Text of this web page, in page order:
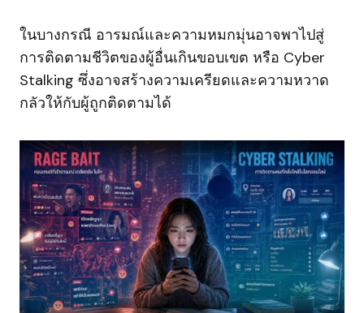
ในบางกรณี อารมณ์และความหมกมุ่นอาจพาไปสู่
การติดตามชีวิตของผู้อื่นเกินขอบเขต หรือ Cyber
Stalking ซึ่งอาจสร้างความเครียดและความหวาด
กลัวให้กับผู้ถูกติดตามได้